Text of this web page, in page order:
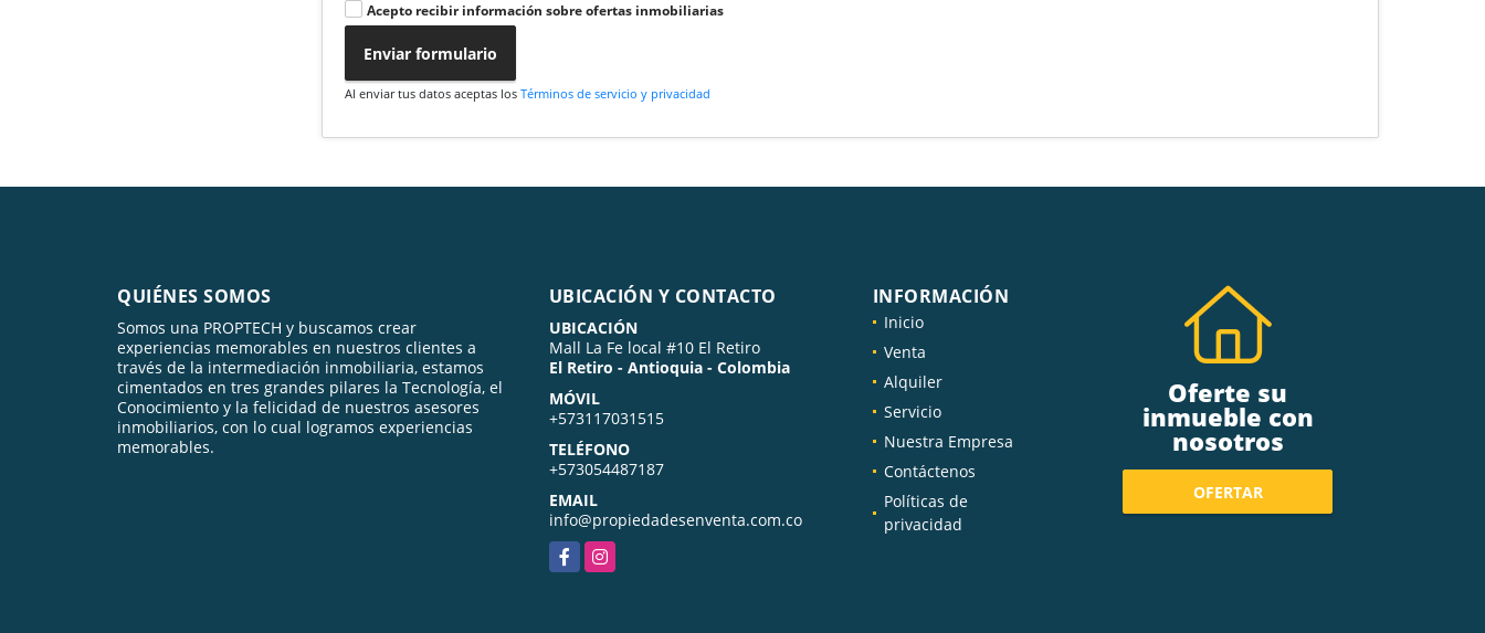
Acepto recibir información sobre ofertas inmobiliarias
Enviar formulario
Al enviar tus datos aceptas losTérminos de servicio y privacidad
QUIÉNES SOMOS
Somos una PROPTECH y buscamos crear
experiencias memorables en nuestros clientes a
través de la intermediación inmobiliaria, estamos
cimentados en tres grandes pilares la Tecnología, el
Conocimiento y la felicidad de nuestros asesores
inmobiliarios, con lo cual logramos experiencias
memorables.
UBICACIÓN Y CONTACTO
UBICACIÓN
Mall La Fe local #10 El Retiro
El Retiro - Antioquia - Colombia
MÓVIL
+573117031515
TELÉFONO
+573054487187
EMAIL
info@propiedadesenventa.com.co
FacebookInstagram
INFORMACIÓN
Inicio
Venta
Alquiler
Servicio
Nuestra Empresa
Contáctenos
Políticas de
privacidad
Oferte su
inmueble con
nosotros
OFERTAR